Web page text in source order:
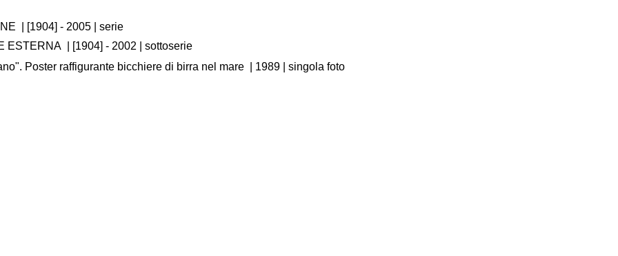
[1904] - 2005
| serie
ESTERNA
[1904] - 2002
| sottoserie
Poster raffigurante bicchiere di birra nel mare 1989 | singola foto